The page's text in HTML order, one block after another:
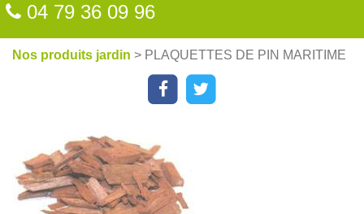
04 79 36 09 96
Nos produits jardin > PLAQUETTES DE PIN MARITIME